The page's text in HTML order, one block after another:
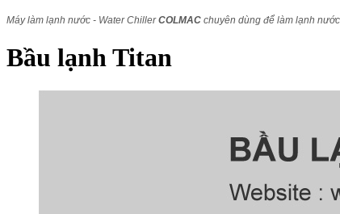
Máy làm lạnh nước - Water ChillerCOLMAC chuyên dùng để làm lạnh
Bầu lạnh Titan